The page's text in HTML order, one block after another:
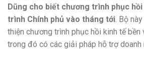
Dũng cho biết chương trình phục
trình Chính phủ vào tháng tới. Bộ
thiện chương trình phục hồi kinh tế
trong đó có các giải pháp hỗ trợ doanh